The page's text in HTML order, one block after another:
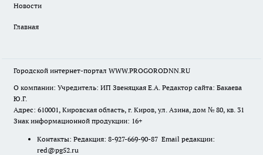
Новости
Главная
Городской интернет-портал WWW.PROGORODNN.RU
О компании: Учредитель: ИП Звеняцкая Е.А. Редактор сайта: Бакаева
Ю.Г.
Адрес: 610001, Кировская область, г. Киров, ул. Азина, дом № 80, кв. 31
Знак информационной продукции: 16+
Контакты: Редакция: 8-927-669-90-87 Email редакции:
red@pg52.ru